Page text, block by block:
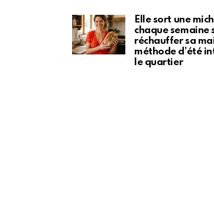
Elle sort une
chaque semaine
réchauffer sa
méthode d’été
le quartier